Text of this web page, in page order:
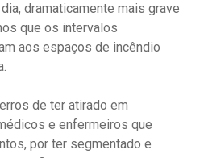
dramaticamente mais grave
que os intervalos
aos espaços de incêndio
de ter atirado em
e enfermeiros que
por ter segmentado e